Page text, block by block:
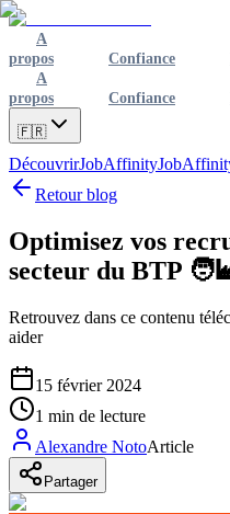
A
propos
Confiance
A
propos
Confiance
🇫🇷
DécouvrirJobAffinity
Retour blog
Optimisez vos
secteur du BTP
Retrouvez dans ce contenu
aider
15 février 2024
1 min de lecture
Alexandre NotoArticle
Partager